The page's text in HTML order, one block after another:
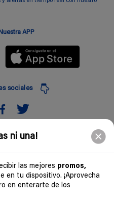
ni una!
las mejores promos,
en tu dispositivo. ¡Aprovecha
en enterarte de los
APP
sociales
Suscribir